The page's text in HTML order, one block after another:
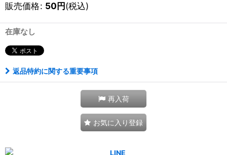
販売価格: 50円(税込)
在庫なし
返品特約に関する重要事項
再入荷
お気に入り登録